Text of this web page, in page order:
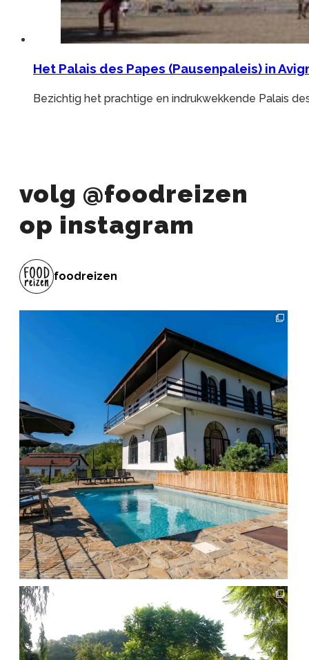
Het Palais des Papes (Pausenpaleis) in
Bezichtig het prachtige en indrukwekkende Palais
volg @foodreizen
op instagram
foodreizen